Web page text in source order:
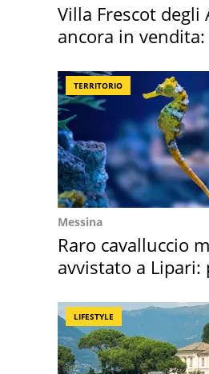
Villa Frescot degli
ancora in
TERRITORIO
Messina
Raro cavalluccio
avvistato a Lipari:
LIFESTYLE